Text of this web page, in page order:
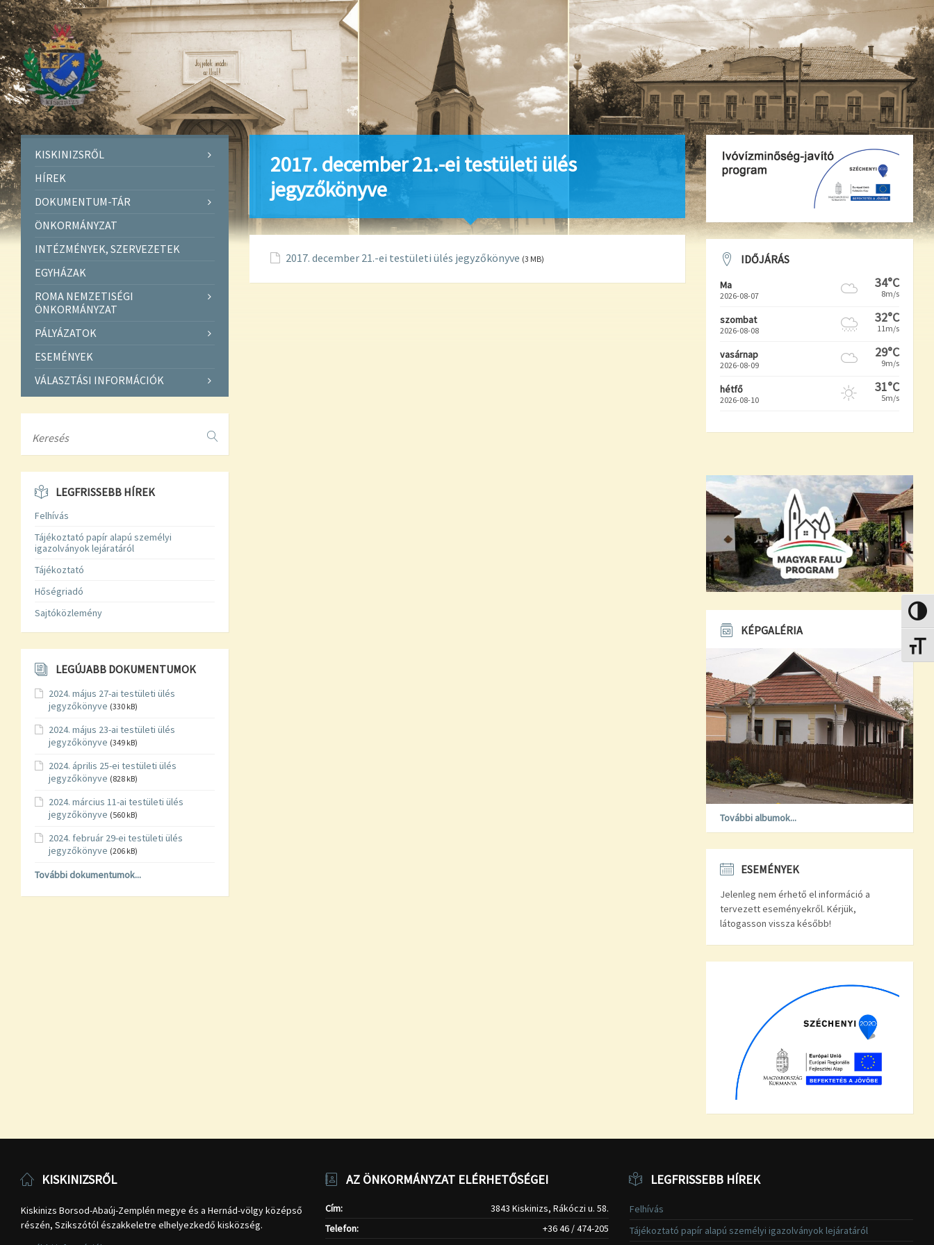
2017. december 21.-ei testületi ülés
jegyzőkönyve
2017. december 21.-ei testületi ülés jegyzőkönyve (3 MB)
KISKINIZSRŐL
HÍREK
DOKUMENTUM-TÁR
ÖNKORMÁNYZAT
INTÉZMÉNYEK, SZERVEZETEK
EGYHÁZAK
ROMA NEMZETISÉGI
ÖNKORMÁNYZAT
PÁLYÁZATOK
ESEMÉNYEK
VÁLASZTÁSI INFORMÁCIÓK
LEGFRISSEBB HÍREK
Felhívás
Tájékoztató papír alapú személyi
igazolványok lejáratáról
Tájékoztató
Hőségriadó
Sajtóközlemény
LEGÚJABB DOKUMENTUMOK
2024. május 27-ai testületi ülés
jegyzőkönyve (330 kB)
2024. május 23-ai testületi ülés
jegyzőkönyve (349 kB)
2024. április 25-ei testületi ülés
jegyzőkönyve (828 kB)
2024. március 11-ai testületi ülés
jegyzőkönyve (560 kB)
2024. február 29-ei testületi ülés
jegyzőkönyve (206 kB)
További dokumentumok...
IDŐJÁRÁS
Ma
2026-08-07
34°C
8m/s
szombat
2026-08-08
32°C
11m/s
vasárnap
2026-08-09
29°C
9m/s
hétfő
2026-08-10
31°C
5m/s
KÉPGALÉRIA
További albumok...
ESEMÉNYEK
Jelenleg nem érhető el információ a
tervezett eseményekről. Kérjük,
látogasson vissza később!
KISKINIZSRŐL
Kiskinizs Borsod-Abaúj-Zemplén megye és a Hernád-völgy középső
részén, Szikszótól északkeletre elhelyezkedő kisközség.
AZ ÖNKORMÁNYZAT ELÉRHETŐSÉGEI
Cím:
3843 Kiskinizs, Rákóczi u. 58.
Telefon:
+36 46 / 474-205
LEGFRISSEBB HÍREK
Felhívás
Tájékoztató papír alapú személyi igazolványok lejáratáról